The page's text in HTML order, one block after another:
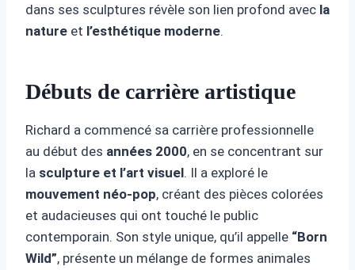
dans ses sculptures révèle son lien profond avec la
nature et l’esthétique moderne.
Débuts de carrière artistique
Richard a commencé sa carrière professionnelle
au début des années 2000, en se concentrant sur
la sculpture et l’art visuel. Il a exploré le
mouvement néo-pop, créant des pièces colorées
et audacieuses qui ont touché le public
contemporain. Son style unique, qu’il appelle “Born
Wild”, présente un mélange de formes animales